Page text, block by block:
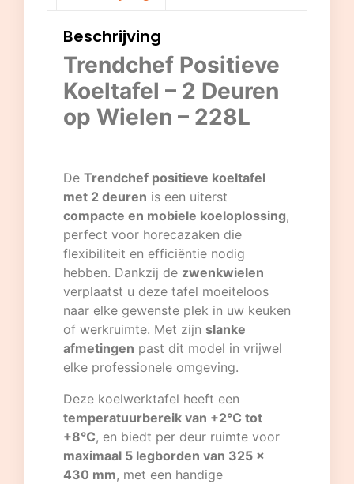
Beschrijving
Trendchef Positieve
Koeltafel – 2 Deuren
op Wielen – 228L
De Trendchef positieve koeltafel
met 2 deuren is een uiterst
compacte en mobiele koeloplossing,
perfect voor horecazaken die
flexibiliteit en efficiëntie nodig
hebben. Dankzij de zwenkwielen
verplaatst u deze tafel moeiteloos
naar elke gewenste plek in uw keuken
of werkruimte. Met zijn slanke
afmetingen past dit model in vrijwel
elke professionele omgeving.
Deze koelwerktafel heeft een
temperatuurbereik van +2°C tot
+8°C, en biedt per deur ruimte voor
maximaal 5 legborden van 325 x
430 mm, met een handige